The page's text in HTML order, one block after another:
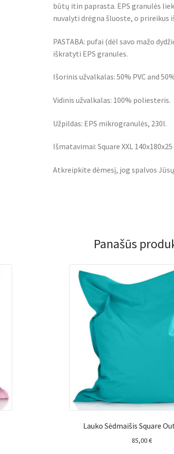
būtų itin paprasta. EPS granulės
nuvalyti drėgna šluoste, o prireikus
PASTABA: pufai (dėl savo mažo
iškratyti EPS granules.
Išorinis užvalkalas: 50% PVC and
Vidinis užvalkalas: 100% poliesteris.
Užpildas: EPS mikrogranulės, 230l.
Išmatavimai: Square XXL
Atkreipkite dėmesį, jog spalvos
Panašūs
Lauko Sėdmaišis Square
85,00€